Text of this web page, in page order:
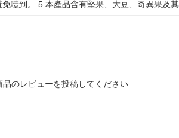
噎到。 5.本產品含有堅果、大豆、奇異果及
のレビューを投稿してください